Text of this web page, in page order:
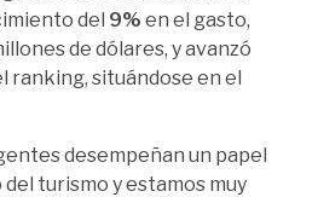
del 9% en el gasto,
de dólares, y avanzó
ranking, situándose en el
desempeñan un papel
turismo y estamos muy